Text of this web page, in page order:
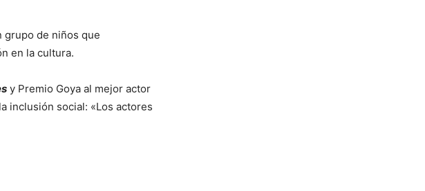
grupo de niños que
en la cultura.
y Premio Goya al mejor actor
inclusión social: «Los actores